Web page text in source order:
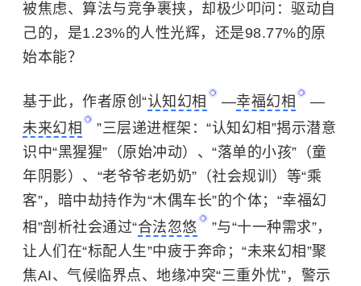
被焦虑、算法与竞争裹挟，却极少叩问：驱动自
己的，是1.23%的人性光辉，还是98.77%的原
始本能？
基于此，作者原创“认知幻相 —幸福幻相
—
未来幻相
”三层递进框架：“认知幻相”揭示潜意
识中“黑猩猩”（原始冲动）、“落单的小孩”（童
年阴影）、“老爷爷老奶奶”（社会规训）等“乘
客”，暗中劫持作为“木偶车长”的个体；“幸福幻
相”剖析社会通过“合法忽悠
”与“十一种需求”，
让人们在“标配人生”中疲于奔命；“未来幻相”聚
焦AI、气候临界点、地缘冲突“三重外忧”，警示